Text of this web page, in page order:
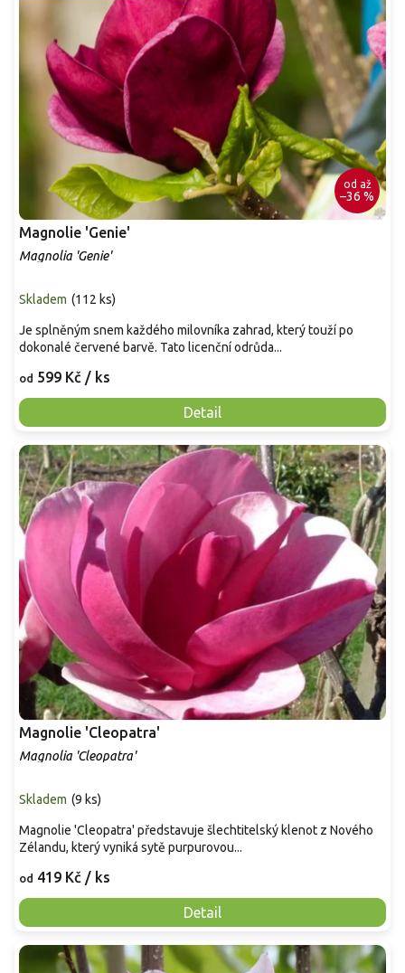
od až
–36 %
Magnolie 'Genie'
Magnolia 'Genie'
Skladem (112 ks)
od 599 Kč / ks
Detail
Je splněným snem každého milovníka zahrad, který touží po
dokonalé červené barvě. Tato licenční odrůda...
Magnolie 'Cleopatra'
Magnolia 'Cleopatra'
Skladem (9 ks)
od 419 Kč / ks
Detail
Magnolie 'Cleopatra' představuje šlechtitelský klenot z Nového
Zélandu, který vyniká sytě purpurovou...